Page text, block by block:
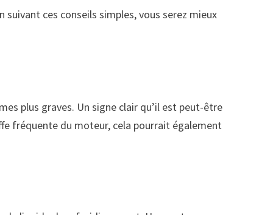
ces conseils simples, vous serez mieux
plus graves. Un signe clair qu’il est peut-être
fréquente du moteur, cela pourrait également